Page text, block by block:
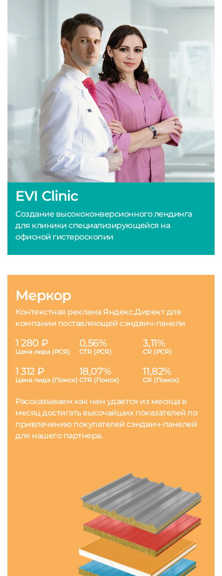
EVI Clinic
Создание высококонверсионного лендинга
для клиники специализирующейся на
офисной гистероскопии
Меркор
Контекстная реклама Яндекс.Директ для
компании поставляющей сэндвич-панели
1 280 ₽
Цена лида (РСЯ)
0,56%
CTR (РСЯ)
3,11%
CR (РСЯ)
1 312 ₽
Цена лида (Поиск)
18,07%
CTR (Поиск)
11,82%
CR (Поиск)
Рассказываем как нам удается из месяца в
месяц достигать высочайших показателей по
привлечению покупателей сэндвич-панелей
для нашего партнера.